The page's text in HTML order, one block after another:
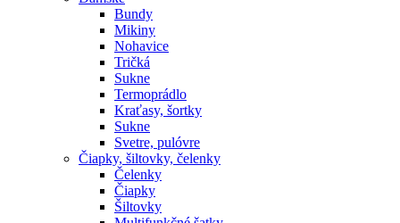
Bundy
Mikiny
Nohavice
Tričká
Sukne
Termoprádlo
Kraťasy, šortky
Sukne
Svetre, pulóvre
Čiapky, šiltovky, čelenky
Čelenky
Čiapky
Šiltovky